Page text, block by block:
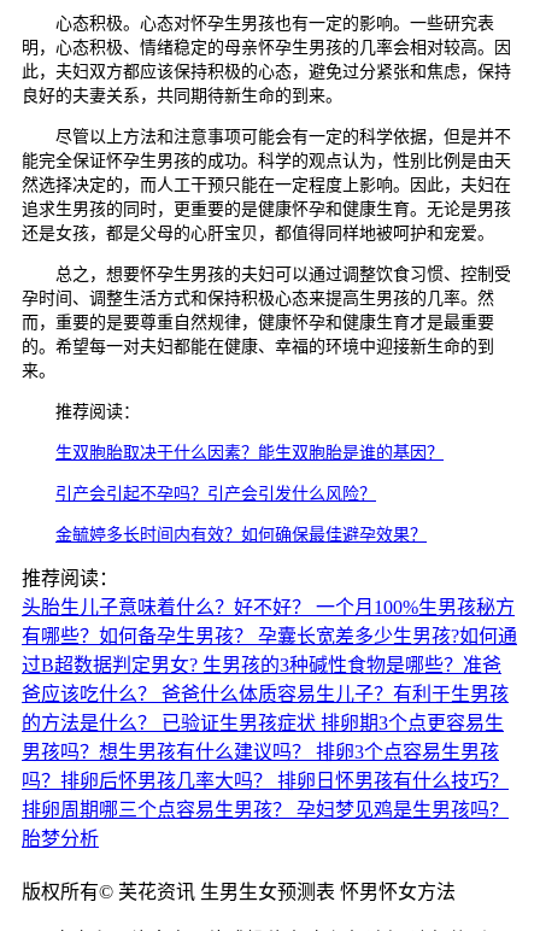
心态积极。心态对怀孕生男孩也有一定的影响。一些研究表
明，心态积极、情绪稳定的母亲怀孕生男孩的几率会相对较高。因
此，夫妇双方都应该保持积极的心态，避免过分紧张和焦虑，保持
良好的夫妻关系，共同期待新生命的到来。
尽管以上方法和注意事项可能会有一定的科学依据，但是并不
能完全保证怀孕生男孩的成功。科学的观点认为，性别比例是由天
然选择决定的，而人工干预只能在一定程度上影响。因此，夫妇在
追求生男孩的同时，更重要的是健康怀孕和健康生育。无论是男孩
还是女孩，都是父母的心肝宝贝，都值得同样地被呵护和宠爱。
总之，想要怀孕生男孩的夫妇可以通过调整饮食习惯、控制受
孕时间、调整生活方式和保持积极心态来提高生男孩的几率。然
而，重要的是要尊重自然规律，健康怀孕和健康生育才是最重要
的。希望每一对夫妇都能在健康、幸福的环境中迎接新生命的到
来。
推荐阅读：
生双胞胎取决于什么因素？能生双胞胎是谁的基因？
引产会引起不孕吗？引产会引发什么风险？
金毓婷多长时间内有效？如何确保最佳避孕效果？
推荐阅读：
头胎生儿子意味着什么？好不好？
一个月100%生男孩秘方
有哪些？如何备孕生男孩？
孕囊长宽差多少生男孩?如何通
过B超数据判定男女? 生男孩的3种碱性食物是哪些？准爸
爸应该吃什么？
爸爸什么体质容易生儿子？有利于生男孩
的方法是什么？
已验证生男孩症状 排卵期3个点更容易生
男孩吗？想生男孩有什么建议吗？
排卵3个点容易生男孩
吗？排卵后怀男孩几率大吗？
排卵日怀男孩有什么技巧？
排卵周期哪三个点容易生男孩？
孕妇梦见鸡是生男孩吗？
胎梦分析
版权所有© 芙花资讯 生男生女预测表 怀男怀女方法